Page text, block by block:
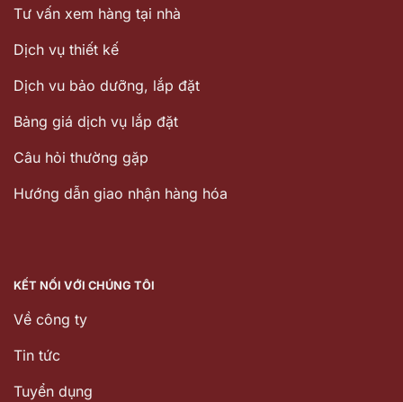
Tư vấn xem hàng tại nhà
Dịch vụ thiết kế
Dịch vu bảo dưỡng, lắp đặt
Bảng giá dịch vụ lắp đặt
Câu hỏi thường gặp
Hướng dẫn giao nhận hàng hóa
KẾT NỐI VỚI CHÚNG TÔI
Về công ty
Tin tức
Tuyển dụng